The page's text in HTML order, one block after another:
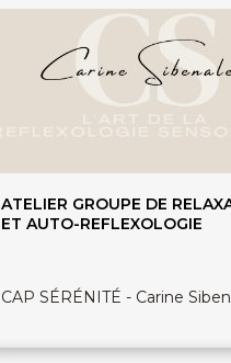
ATELIER GROUPE DE
ET AUTO-REFLEXOLOGIE
CAP SÉRÉNITÉ - Carine